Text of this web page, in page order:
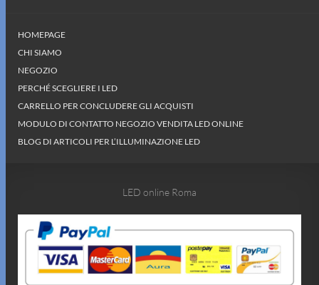
HOMEPAGE
CHI SIAMO
NEGOZIO
PERCHÉ SCEGLIERE I LED
CARRELLO PER CONCLUDERE GLI ACQUISTI
MODULO DI CONTATTO NEGOZIO VENDITA LED ONLINE
BLOG DI ARTICOLI PER L’ILLUMINAZIONE LED
LED online Roma